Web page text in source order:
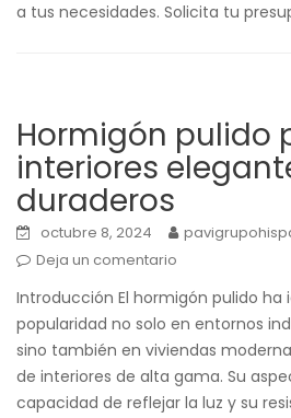
a tus necesidades. Solicita tu
Hormigón pulido
interiores
duraderos
octubre 8, 2024
Deja un comentario
Introducción El hormigón pulido ha
popularidad no solo en entornos
sino también en viviendas
de interiores de alta gama. Su
capacidad de reflejar la luz y su